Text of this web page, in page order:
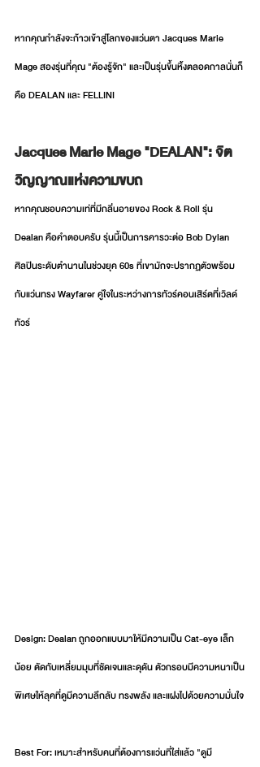
หากคุณกำลังจะก้าวเข้าสู่โลกของแว่นตา Jacques Marie
Mage สองรุ่นที่คุณ "ต้องรู้จัก" และเป็นรุ่นขึ้นหิ้งตลอดกาลนั่นก็
คือ DEALAN และ FELLINI
Jacques Marie Mage "DEALAN": จิต
วิญญาณแห่งความขบถ
หากคุณชอบความเท่ที่มีกลิ่นอายของ Rock & Roll รุ่น
Dealan คือคำตอบครับ รุ่นนี้เป็นการคารวะต่อ Bob Dylan
ศิลปินระดับตำนานในช่วงยุค 60s ที่เขามักจะปรากฏตัวพร้อม
กับแว่นทรง Wayfarer คู่ใจในระหว่างการทัวร์คอนเสิร์ตที่เวิลด์
ทัวร์
Design: Dealan ถูกออกแบบมาให้มีความเป็น Cat-eye เล็ก
น้อย ตัดกับเหลี่ยมมุมที่ชัดเจนและดุดัน ตัวกรอบมีความหนาเป็น
พิเศษให้ลุคที่ดูมีความลึกลับ ทรงพลัง และแฝงไปด้วยความมั่นใจ
Best For: เหมาะสำหรับคนที่ต้องการแว่นที่ใส่แล้ว "ดูมี